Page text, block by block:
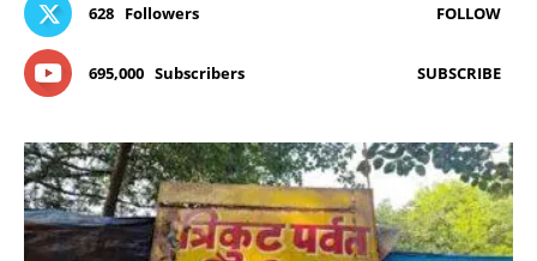
628 Followers FOLLOW
695,000 Subscribers SUBSCRIBE